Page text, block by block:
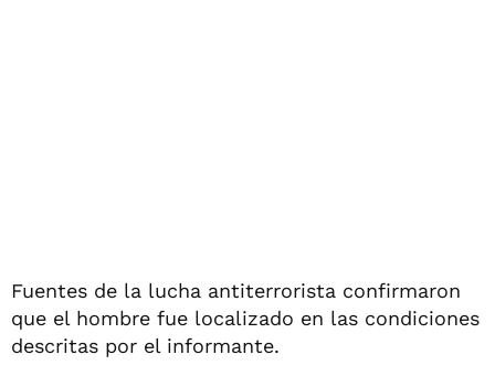
Fuentes de la lucha antiterrorista confirmaron
que el hombre fue localizado en las condiciones
descritas por el informante.